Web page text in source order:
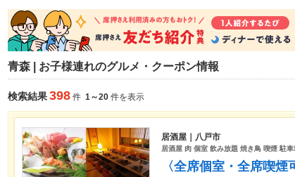
青森 | お子様連れのグルメ・クーポン情報
検索結果398 件 1～20 件を表示
居酒屋｜八戸市
居酒屋 肉 個室 飲み放題 焼き鳥 喫煙 駐
〈全席個室・全席喫